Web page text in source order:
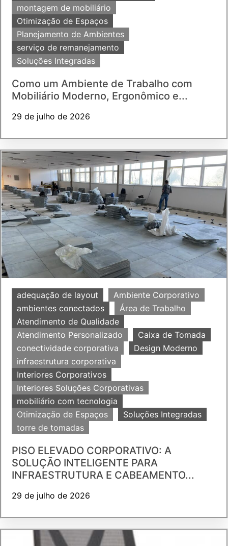
montagem de mobiliário
Otimização de Espaços
Planejamento de Ambientes
serviço de remanejamento
Soluções Integradas
Como um Ambiente de Trabalho com
Mobiliário Moderno, Ergonômico e...
29 de julho de 2026
adequação de layout
Ambiente Corporativo
ambientes conectados
Área de Trabalho
Atendimento de Qualidade
Atendimento Personalizado
Caixa de Tomada
conectividade corporativa
Design Moderno
infraestrutura corporativa
Interiores Corporativos
Interiores Soluções Corporativas
mobiliário com tecnologia
Otimização de Espaços
Soluções Integradas
torre de tomadas
PISO ELEVADO CORPORATIVO: A
SOLUÇÃO INTELIGENTE PARA
INFRAESTRUTURA E CABEAMENTO...
29 de julho de 2026